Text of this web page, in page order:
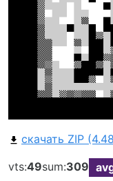
скачать ZIP
vts:49sum:309